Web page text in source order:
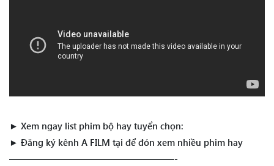
► Xem ngay list phim bộ hay tuyển chọn:
► Đăng ký kênh A FILM tại để đón xem nhiều phim hay
——————————————————-